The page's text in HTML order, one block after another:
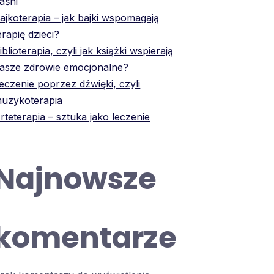
– jak bajki wspomagają
dzieci?
czyli jak książki wspierają
zdrowie emocjonalne?
poprzez dźwięki, czyli
– sztuka jako leczenie